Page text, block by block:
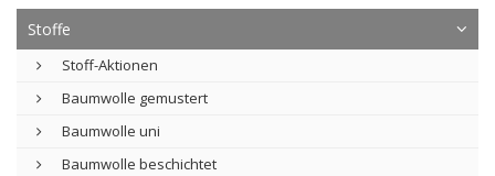
Stoffe
Stoff-Aktionen
Baumwolle gemustert
Baumwolle uni
Baumwolle beschichtet